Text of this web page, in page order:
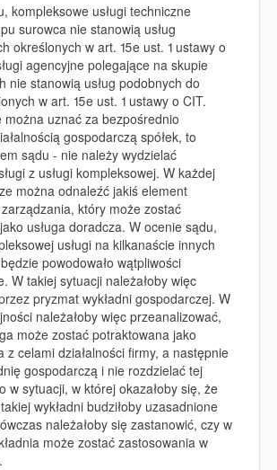
kompleksowe usługi techniczne
surowca nie stanowią usług
określonych w art. 15e ust. 1 ustawy o
agencyjne polegające na skupie
nie stanowią usług podobnych do
w art. 15e ust. 1 ustawy o CIT.
można uznać za bezpośrednio
gospodarczą spółek, to
sądu - nie należy wydzielać
z usługi kompleksowej. W każdej
można odnaleźć jakiś element
który może zostać
usługa doradcza. W ocenie sądu,
usługi na kilkanaście innych
powodowało wątpliwości
W takiej sytuacji należałoby więc
pryzmat wykładni gospodarczej. W
należałoby więc przeanalizować,
może zostać potraktowana jako
z celami działalności firmy, a następnie
gospodarczą i nie rozdzielać tej
w sytuacji, w której okazałoby się, że
wykładni budziłoby uzasadnione
należałoby się zastanowić, czy w
może zostać zastosowania w